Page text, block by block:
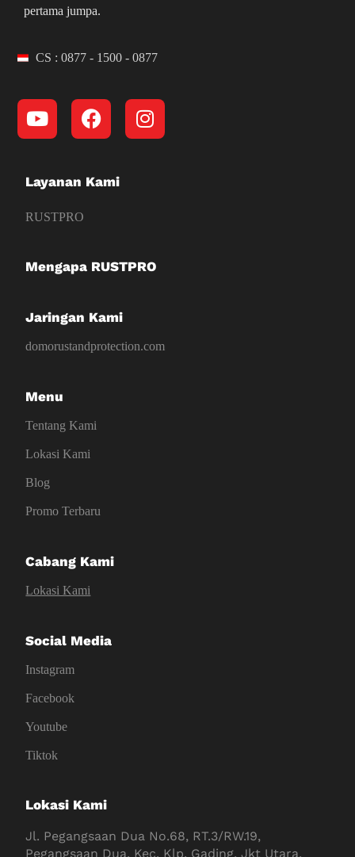
pertama jumpa.
CS : 0877 - 1500 - 0877
Layanan Kami
RUSTPRO
Mengapa RUSTPRO
Jaringan Kami
domorustandprotection.com
Menu
Tentang Kami
Lokasi Kami
Blog
Promo Terbaru
Cabang Kami
Lokasi Kami
Social Media
Instagram
Facebook
Youtube
Tiktok
Lokasi Kami
Jl. Pegangsaan Dua No.68, RT.3/RW.19,
Pegangsaan Dua, Kec. Klp. Gading, Jkt Utara,